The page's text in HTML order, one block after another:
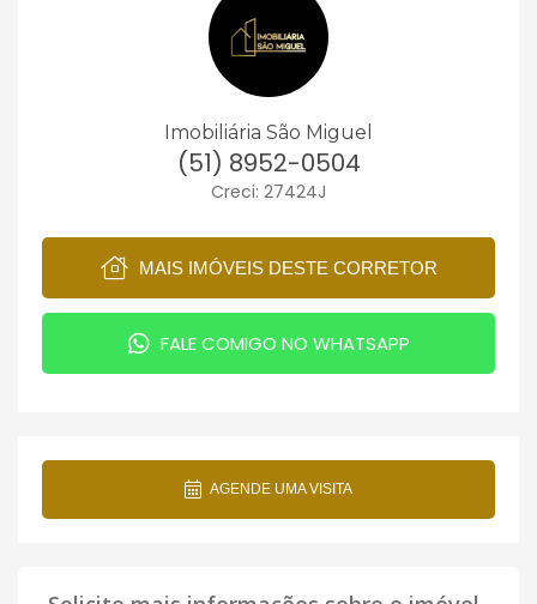
Imobiliária São Miguel
(51) 8952-0504
Creci: 27424J
MAIS IMÓVEIS DESTE CORRETOR
FALE COMIGO NO WHATSAPP
AGENDE UMA VISITA